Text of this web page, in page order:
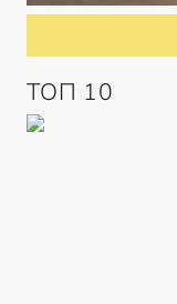
ТОП 10